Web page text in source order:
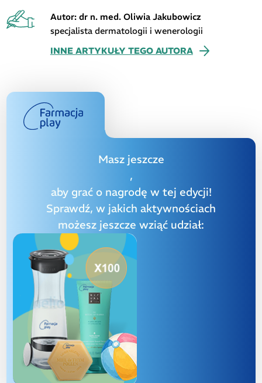
Autor: dr n. med. Oliwia Jakubowicz
specjalista dermatologii i wenerologii
INNE ARTYKUŁY TEGO AUTORA
Masz jeszcze
,
aby grać o nagrodę w tej edycji!
Sprawdź, w jakich aktywnościach
możesz jeszcze wziąć udział: